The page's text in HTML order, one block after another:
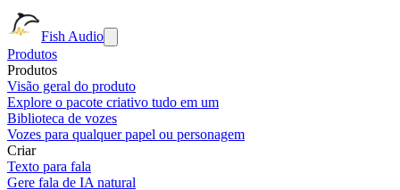
Fish Audio
Produtos
Produtos
Visão geral do produto
Explore o pacote criativo tudo em um
Biblioteca de vozes
Vozes para qualquer papel ou personagem
Criar
Texto para fala
Gere fala de IA natural